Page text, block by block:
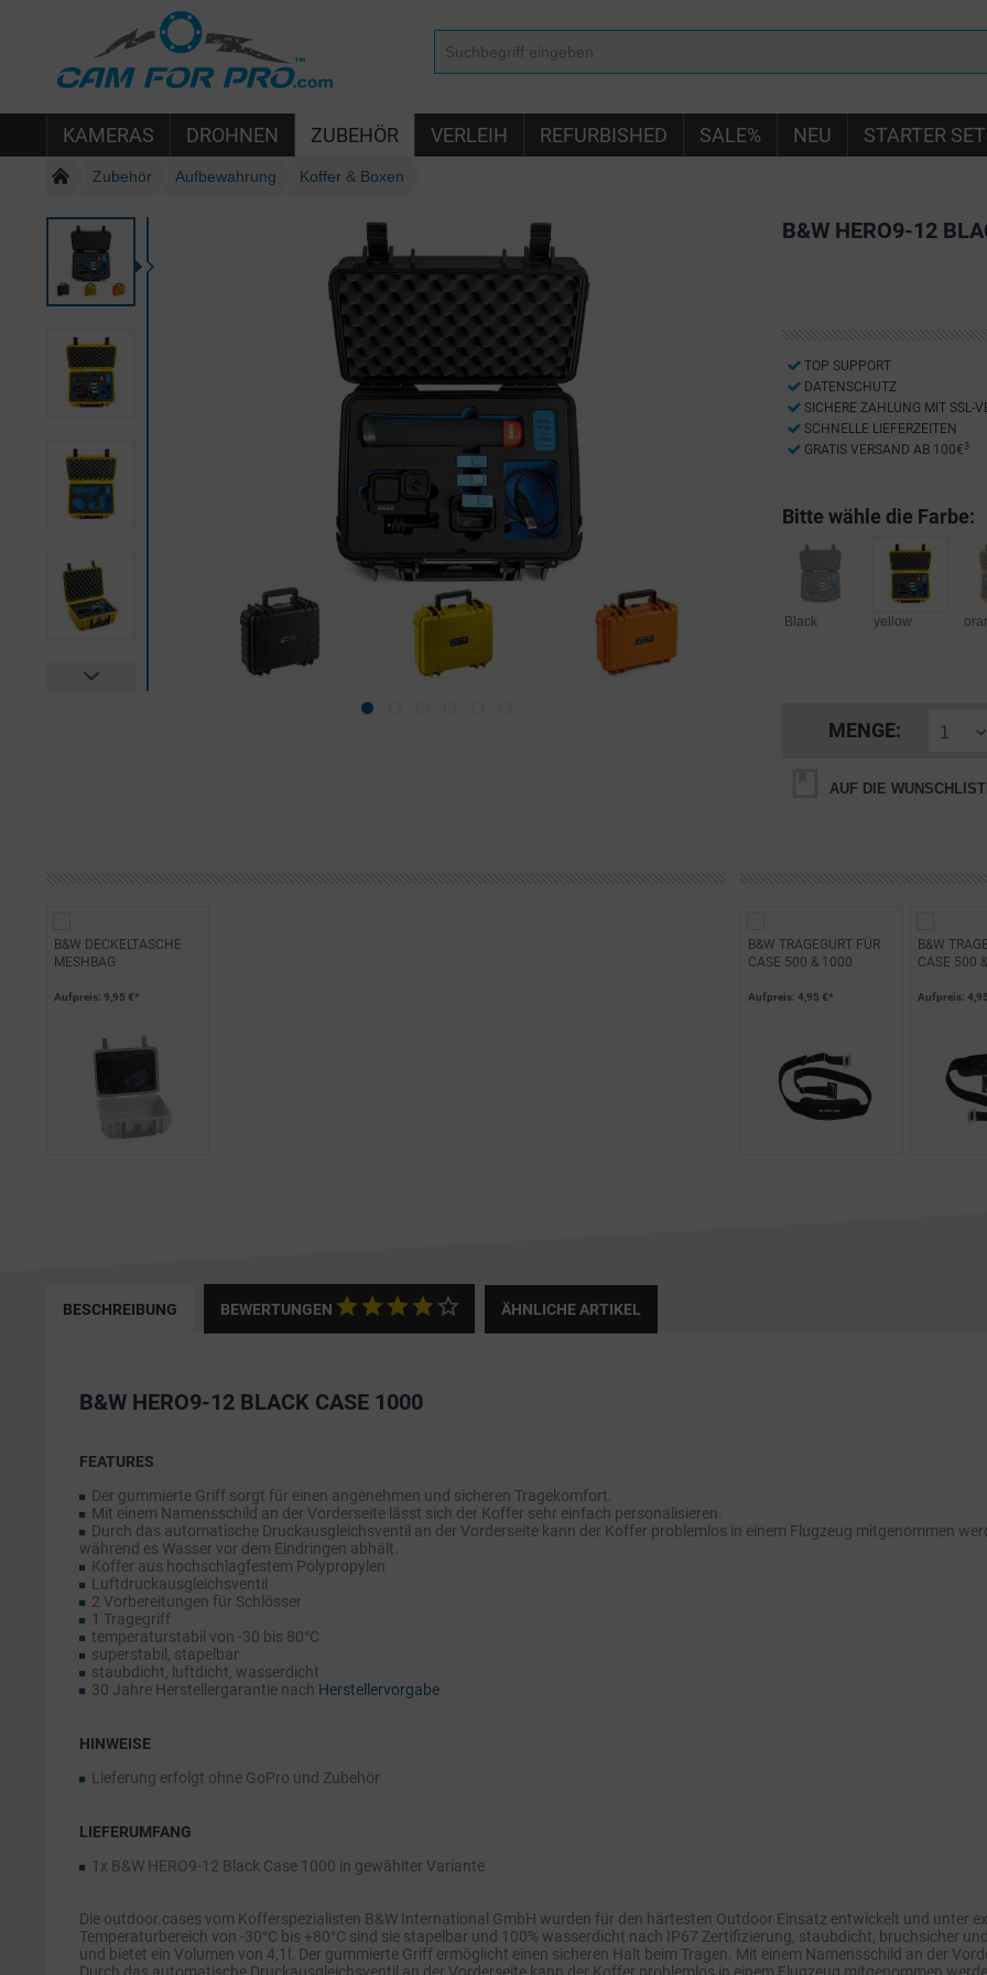
KAMERAS DROHNEN ZUBEHÖR VERLEIH REFURBISHED SALE% NEU STARTER
Zubehör Aufbewahrung Koffer & Boxen
B&W HERO9-12
TOP SUPPORT
DATENSCHUTZ
SICHERE ZAHLUNG MIT SSL-
SCHNELLE LIEFERZEITEN
GRATIS VERSAND AB 100€ 3
Bitte wähle die Farbe:
Black yellow
MENGE:
AUF DIE
B&W DECKELTASCHE
MESHBAG
Aufpreis: 9,95 €*
B&W TRAGEGURT FÜR
CASE 500 & 1000
Aufpreis: 4,95 €*
B&W
CASE 500
Aufpreis:
BESCHREIBUNG BEWERTUNGEN ÄHNLICHE ARTIKEL
B&W HERO9-12 BLACK CASE 1000
FEATURES
Der gummierte Griff sorgt für einen angenehmen und sicheren Tragekomfort.
Mit einem Namensschild an der Vorderseite lässt sich der Koffer sehr einfach personalisieren.
Durch das automatische Druckausgleichsventil an der Vorderseite kann der Koffer problemlos in einem Flugzeug mitgenommen
während es Wasser vor dem Eindringen abhält.
Koffer aus hochschlagfestem Polypropylen
Luftdruckausgleichsventil
2 Vorbereitungen für Schlösser
1 Tragegriff
temperaturstabil von -30 bis 80°C
superstabil, stapelbar
staubdicht, luftdicht, wasserdicht
30 Jahre Herstellergarantie nach Herstellervorgabe
HINWEISE
Lieferung erfolgt ohne GoPro und Zubehör
LIEFERUMFANG
1x B&W HERO9-12 Black Case 1000 in gewählter Variante
Die outdoor.cases vom Kofferspezialisten B&W International GmbH wurden für den härtesten Outdoor Einsatz entwickelt und unter
Temperaturbereich von -30°C bis +80°C sind sie stapelbar und 100% wasserdicht nach IP67 Zertifizierung, staubdicht, bruchsicher
und bietet ein Volumen von 4,1l. Der gummierte Griff ermöglicht einen sicheren Halt beim Tragen. Mit einem Namensschild an der